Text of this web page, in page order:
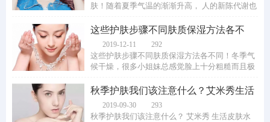
肤！随着夏季气温的渐渐升高， 人的新陈代谢也
这些护肤步骤不同肤质保湿方法各不
同！2019-12-11 292
这些护肤步骤不同肤质保湿方法各不同！冬季气
候干燥，很多小姐妹总感觉脸上十分粗糙而且极
秋季护肤我们该注意什么？艾米秀生活
皮肤水嫩
2019-09-30 293
秋季护肤我们该注意什么？ 艾米秀 生活皮肤水